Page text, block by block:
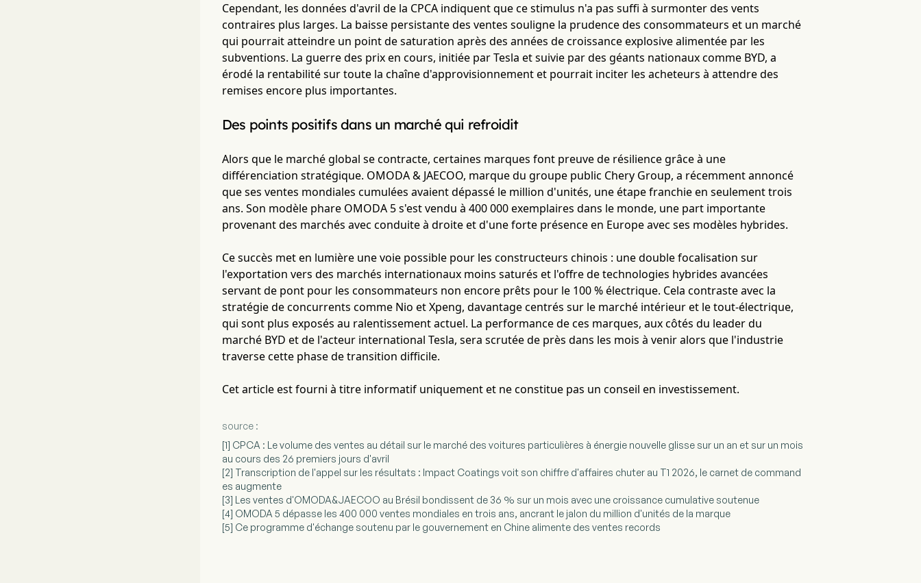
Cependant, les données d'avril de la CPCA indiquent que ce stimulus n'a pas suffi à surmonter des vents
contraires plus larges. La baisse persistante des ventes souligne la prudence des consommateurs et un marché
qui pourrait atteindre un point de saturation après des années de croissance explosive alimentée par les
subventions. La guerre des prix en cours, initiée par Tesla et suivie par des géants nationaux comme BYD, a
érodé la rentabilité sur toute la chaîne d'approvisionnement et pourrait inciter les acheteurs à attendre des
remises encore plus importantes.
Des points positifs dans un marché qui refroidit
Alors que le marché global se contracte, certaines marques font preuve de résilience grâce à une
différenciation stratégique. OMODA & JAECOO, marque du groupe public Chery Group, a récemment annoncé
que ses ventes mondiales cumulées avaient dépassé le million d'unités, une étape franchie en seulement trois
ans. Son modèle phare OMODA 5 s'est vendu à 400 000 exemplaires dans le monde, une part importante
provenant des marchés avec conduite à droite et d'une forte présence en Europe avec ses modèles hybrides.
Ce succès met en lumière une voie possible pour les constructeurs chinois : une double focalisation sur
l'exportation vers des marchés internationaux moins saturés et l'offre de technologies hybrides avancées
servant de pont pour les consommateurs non encore prêts pour le 100 % électrique. Cela contraste avec la
stratégie de concurrents comme Nio et Xpeng, davantage centrés sur le marché intérieur et le tout-électrique,
qui sont plus exposés au ralentissement actuel. La performance de ces marques, aux côtés du leader du
marché BYD et de l'acteur international Tesla, sera scrutée de près dans les mois à venir alors que l'industrie
traverse cette phase de transition difficile.
Cet article est fourni à titre informatif uniquement et ne constitue pas un conseil en investissement.
source :
[1] CPCA : Le volume des ventes au détail sur le marché des voitures particulières à énergie nouvelle glisse sur un an et sur un mois
au cours des 26 premiers jours d'avril
[2] Transcription de l'appel sur les résultats : Impact Coatings voit son chiffre d'affaires chuter au T1 2026, le carnet de command
es augmente
[3] Les ventes d'OMODA&JAECOO au Brésil bondissent de 36 % sur un mois avec une croissance cumulative soutenue
[4] OMODA 5 dépasse les 400 000 ventes mondiales en trois ans, ancrant le jalon du million d'unités de la marque
[5] Ce programme d'échange soutenu par le gouvernement en Chine alimente des ventes records